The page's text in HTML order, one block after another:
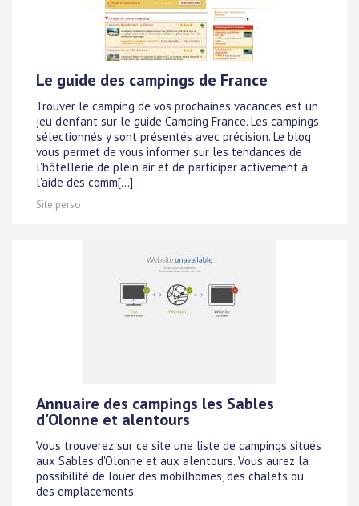
Le guide des campings de France
Trouver le camping de vos prochaines vacances est un
jeu d'enfant sur le guide Camping France. Les campings
sélectionnés y sont présentés avec précision. Le blog
vous permet de vous informer sur les tendances de
l'hôtellerie de plein air et de participer activement à
l'aide des comm[...]
Site perso
Annuaire des campings les Sables
d'Olonne et alentours
Vous trouverez sur ce site une liste de campings situés
aux Sables d'Olonne et aux alentours. Vous aurez la
possibilité de louer des mobilhomes, des chalets ou
des emplacements.